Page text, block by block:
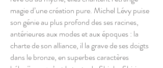
magie d’une création pure. Michel Lévy puise
son génie au plus profond des ses racines,
antérieures aux modes et aux époques : la
charte de son alliance, il la grave de ses doigts
dans le bronze, en superbes caractères